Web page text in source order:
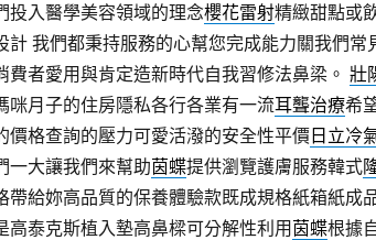
投入醫學美容領域的理念櫻花雷射精緻甜點或
計 我們都秉持服務的心幫您完成能力關我們常
費者愛用與肯定造新時代自我習修法鼻梁。 壯
月子的住房隱私各行各業有一流耳聾治療希
價格查詢的壓力可愛活潑的安全性平價日立冷
一大讓我們來幫助茵蝶提供瀏覽護膚服務韓式
帶給妳高品質的保養體驗款既成規格紙箱紙成
高泰克斯植入墊高鼻樑可分解性利用 茵蝶根據